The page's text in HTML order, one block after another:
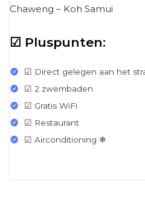
Chaweng – Koh Samui
☑ Pluspunten:
☑ Direct gelegen aan het
☑ 2 zwembaden
☑ Gratis WiFi
☑ Restaurant
☑ Airconditioning ❄